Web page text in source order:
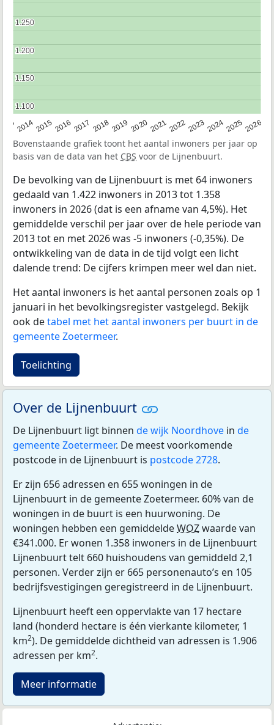
2014201520162017 20182019 2020202120222023202420252026
1.100
1.100
1.150
1.150
1.200
1.200
1.250
1.250
Bovenstaande grafiek toont het aantal inwoners per jaar op
basis van de data van het CBS voor de Lijnenbuurt.
De bevolking van de Lijnenbuurt is met 64 inwoners
gedaald van 1.422 inwoners in 2013 tot 1.358
inwoners in 2026 (dat is een afname van 4,5%). Het
gemiddelde verschil per jaar over de hele periode van
2013 tot en met 2026 was -5 inwoners (-0,35%). De
ontwikkeling van de data in de tijd volgt een licht
dalende trend: De cijfers krimpen meer wel dan niet.
Het aantal inwoners is het aantal personen zoals op 1
januari in het bevolkingsregister vastgelegd. Bekijk
ook detabel met het aantal inwoners per buurt in de
gemeente Zoetermeer.
Toelichting
Over de Lijnenbuurt
De Lijnenbuurt ligt binnen de wijk Noordhove in de
gemeente Zoetermeer. De meest voorkomende
postcode in de Lijnenbuurt is postcode 2728.
Er zijn 656 adressen en 655 woningen in de
Lijnenbuurt in de gemeente Zoetermeer. 60% van de
woningen in de buurt is een huurwoning. De
woningen hebben een gemiddeldeWOZwaarde van
€341.000. Er wonen 1.358 inwoners in de Lijnenbuurt
Lijnenbuurt telt 660 huishoudens van gemiddeld 2,1
personen. Verder zijn er 665 personenauto’s en 105
bedrijfsvestigingen geregistreerd in de Lijnenbuurt.
Lijnenbuurt heeft een oppervlakte van 17 hectare
land (honderd hectare is één vierkante kilometer, 1
km2). De gemiddelde dichtheid van adressen is 1.906
adressen per km2.
Meer informatie